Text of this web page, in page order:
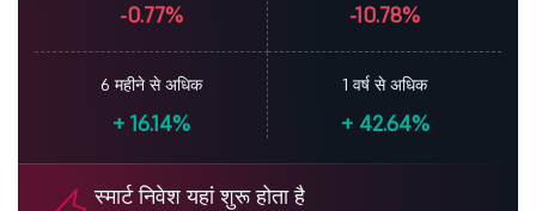
-0.77% -10.78%
6 महीने से अधिक
+16.14%
1 वर्ष से अधिक
+42.64%
स्मार्ट निवेश यहां शुरू होता है